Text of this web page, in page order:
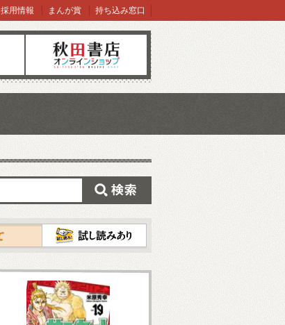
オンラインショップ
採用情報 まんが賞 持ち込み窓口